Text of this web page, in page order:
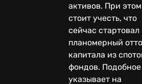
активов. При этом
стоит учесть, что
сейчас стартовал
планомерный
капитала из
фондов. Подобное
указывает на